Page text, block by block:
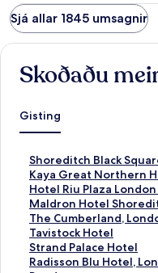
Sjá allar 1845 umsagnir
Skoðaðu
Gisting
Shoreditch Black
H
l
e
k
k
u
r
s
Kaya Great Northern
H
l
e
k
k
u
r
Hotel Riu Plaza
H
l
e
k
k
u
Maldron Hotel
H
l
e
k
k
The Cumberland,
H
l
e
k
Tavistock Hotel
H
l
e
Strand Palace Hotel
H
lRadisson Blu Hotel,
H